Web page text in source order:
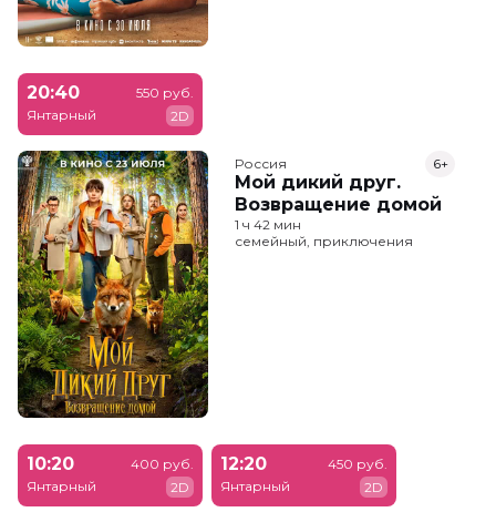
20:40
Янтарный
550 руб.
2D
Россия
Мой дикий друг.
Возвращение домой
6+
1 ч 42 мин
семейный, приключения
10:20
Янтарный
400 руб.
2D
12:20
Янтарный
450 руб.
2D